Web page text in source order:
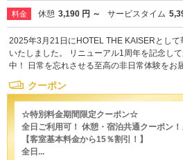
料金 休憩 3,190 円 ～ サービスタイム
2025年3月21日にHOTEL THE KAISERとし
いたしました。 リニューアル1周年を記念し
中！ 日常を忘れさせる至高の非日常体験をお
クーポン
☆特別料金期間限定クーポン☆
全日ご利用可！ 休憩・宿泊共通クーポン
【客室基本料金から15％割引！】
全日...